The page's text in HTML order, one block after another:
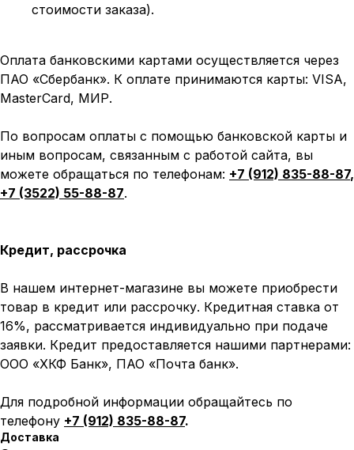
стоимости заказа).
Оплата банковскими картами осуществляется через
ПАО «Сбербанк». К оплате принимаются карты: VISA,
MasterCard, МИР.
По вопросам оплаты с помощью банковской карты и
иным вопросам, связанным с работой сайта, вы
можете обращаться по телефонам: +7 (912) 835-88-87,
+7 (3522) 55-88-87.
Кредит, рассрочка
В нашем интернет-магазине вы можете приобрести
товар в кредит или рассрочку. Кредитная ставка от
16%, рассматривается индивидуально при подаче
заявки. Кредит предоставляется нашими партнерами:
ООО «ХКФ Банк», ПАО «Почта банк».
Для подробной информации обращайтесь по
телефону +7 (912) 835-88-87.
Доставка